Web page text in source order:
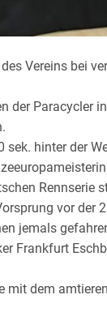
Vereins bei
der Paracycler
hinter der
Rennserie
vor der
jemals
Frankfurt
mit dem